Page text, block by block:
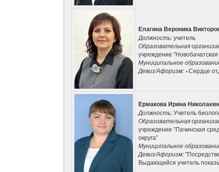
Елагина Вероника
Должность:учитель
Образовательная
учреждение
Муниципальное
Девиз/Афоризм: «Сердце
Ермакова Ирина
Должность:Учитель
Образовательная
учреждение "Пачинская
округа"
Муниципальное
Девиз/Афоризм:
Выдающийся учитель